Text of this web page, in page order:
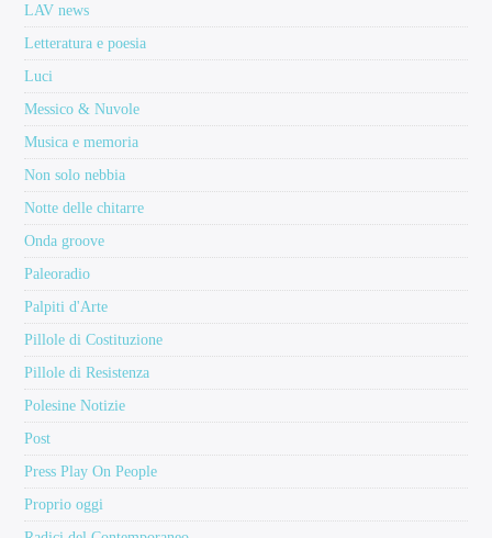
LAV news
Letteratura e poesia
Luci
Messico & Nuvole
Musica e memoria
Non solo nebbia
Notte delle chitarre
Onda groove
Paleoradio
Palpiti d'Arte
Pillole di Costituzione
Pillole di Resistenza
Polesine Notizie
Post
Press Play On People
Proprio oggi